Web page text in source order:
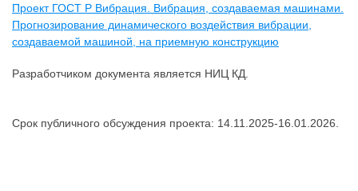
Проект ГОСТ Р Вибрация. Вибрация, создаваемая машинами.
Прогнозирование динамического воздействия вибрации,
создаваемой машиной, на приемную конструкцию
Разработчиком документа является НИЦ КД.
Срок публичного обсуждения проекта: 14.11.2025-16.01.2026.